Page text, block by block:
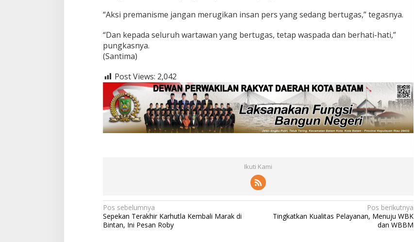
“Aksi premanisme jangan merugikan insan pers yang sedang bertugas,” tegasnya.
“Dan kepada seluruh wartawan yang bertugas, tetap waspada dan berhati-hati,”
pungkasnya.
(Santima)
Post Views: 2,042
Ikuti Kami
N
a
Pos sebelumnya
Sepekan Terakhir Karhutla Kembali Marak di
Bintan, Ini Pesan Roby
Pos berikutnya
Tingkatkan Kualitas Pelayanan, Menuju WBK
dan WBBM